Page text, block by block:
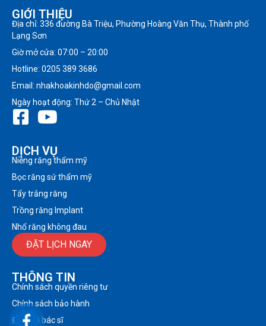
GIỚI THIỆU
Địa chỉ: 336 đường Bà Triệu, Phường Hoàng Văn Thụ, Thành phố
Lạng Sơn
Giờ mở cửa: 07:00 – 20:00
Hotline: 0205 389 3686
Email: nhakhoakinhdo@gmail.com
Ngày hoạt động: Thứ 2 – Chủ Nhật
DỊCH VỤ
Niềng răng thẩm mỹ
Bọc răng sứ thẩm mỹ
Tẩy trắng răng
Trồng răng Implant
Nhổ răng không đau
ĐẶT LỊCH NGAY
THÔNG TIN
Chính sách quyền riêng tư
Chính sách bảo hành
Đội ngũ bác sĩ